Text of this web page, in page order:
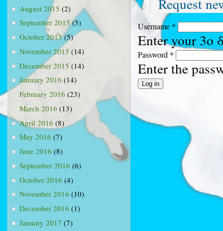
August 2015 (2)
September 2015(5)
October 2015(5)
November 2015 (14)
December 2015 (14)
January 2016 (14)
February 2016 (23)
March 2016 (13)
April 2016 (8)
May 2016 (7)
June 2016 (8)
September 2016 (6)
October 2016 (4)
November 2016 (10)
December 2016 (1)
January 2017 (7)
Username *
Enter your 3ο
Password *
Enter the